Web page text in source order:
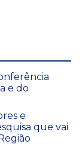
e do
e
que vai